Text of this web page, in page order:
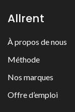
Allrent
À propos de nous
Méthode
Nos marques
Offre d’emploi